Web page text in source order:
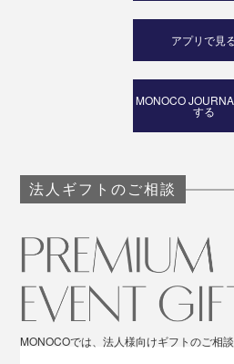
アプリで見
MONOCO
する
法人ギフトのご相談
MONOCOでは、法人様向けギフトのご相談